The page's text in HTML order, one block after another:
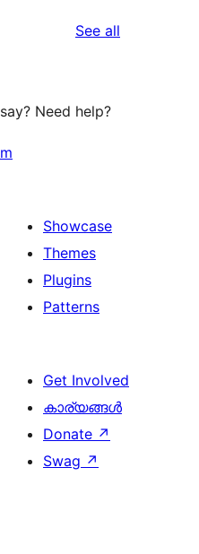
See all
Need help?
Showcase
Themes
Plugins
Patterns
Get Involved
കാര്യങ്ങള്‍
Donate ↗
Swag ↗